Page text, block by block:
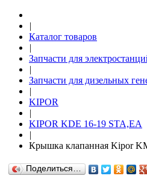
|
Каталог товаров
|
Запчасти для
|
Запчасти для дизельных
|
KIPOR
|
KIPOR KDE 16-19 STA,EA
|
Крышка клапанная Kipor
Поделиться…